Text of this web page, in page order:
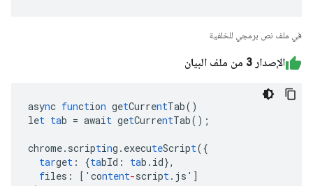
في ملف نص برمجي للخلفية
الإصدار 3 من ملف البيان
async function getCurrentTab()
let tab = await getCurrentTab();
chrome.scripting.executeScript({
target : {tabId : tab.id},
files : [ 'content-script.js' ]